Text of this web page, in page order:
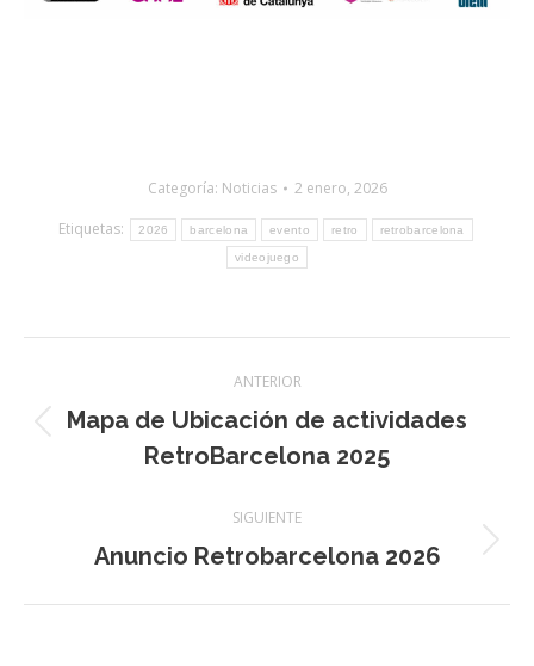
Categoría: Noticias
2 enero, 2026
Etiquetas:
2026 barcelona evento retro retrobarcelona
videojuego
Navegación
de
entradas
ANTERIOR
Entrada
anterior:
Mapa de Ubicación de actividades
RetroBarcelona 2025
SIGUIENTE
Siguiente
Anuncio Retrobarcelona 2026